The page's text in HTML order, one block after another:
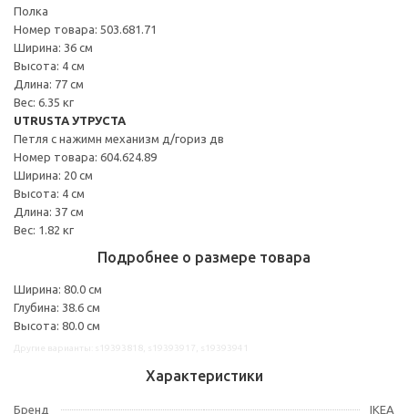
Полка
Номер товара: 503.681.71
Ширина: 36 см
Высота: 4 см
Длина: 77 см
Вес: 6.35 кг
UTRUSTA УТРУСТА
Петля с нажимн механизм д/гориз дв
Номер товара: 604.624.89
Ширина: 20 см
Высота: 4 см
Длина: 37 см
Вес: 1.82 кг
Подробнее о размере товара
Ширина: 80.0 см
Глубина: 38.6 см
Высота: 80.0 см
Характеристики
Бренд IKEA